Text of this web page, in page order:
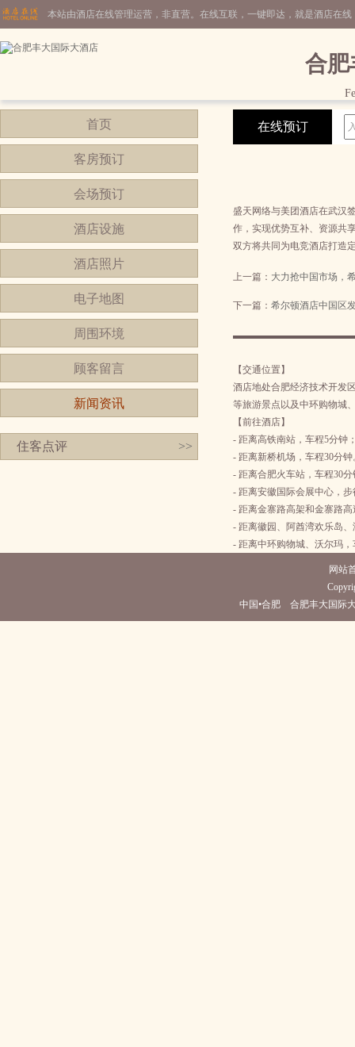
本站由酒店在线管理运营，非直营。在线互联，一键即达，就是酒店在线
合肥
首页
客房预订
会场预订
酒店设施
酒店照片
电子地图
周围环境
顾客留言
新闻资讯
住客点评 >>
在线预订
盛天网络与美团酒店在武汉
作，实现优势互补、资源共
双方将共同为电竞酒店打造
上一篇： 大力抢中国市场，
下一篇： 希尔顿酒店中国区
【交通位置】
酒店地处合肥经济技术开发
等旅游景点以及中环购物城
【前往酒店】
- 距离高铁南站，车程5分钟
- 距离新桥机场，车程30分钟
- 距离合肥火车站，车程30分
- 距离安徽国际会展中心，步
- 距离金寨路高架和金寨路
- 距离徽园、阿酋湾欢乐岛
- 距离中环购物城、沃尔玛，
网站
中国•合肥 合肥丰大国际大